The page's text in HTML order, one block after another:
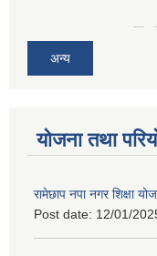
अन्य
योजना तथा
रामेछाप नपा नगर शिक्षा
Post date: 12/01/